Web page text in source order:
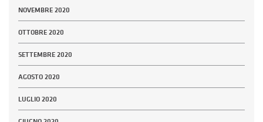
NOVEMBRE 2020
OTTOBRE 2020
SETTEMBRE 2020
AGOSTO 2020
LUGLIO 2020